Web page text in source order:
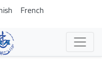
French